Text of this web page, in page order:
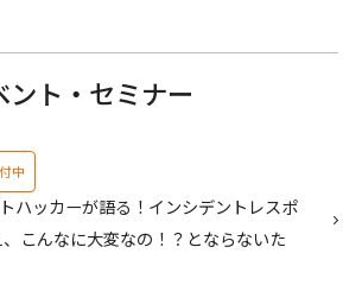
ント・セミナー
中
ハッカーが語る！インシデントレスポ
こんなに大変なの！？とならないた